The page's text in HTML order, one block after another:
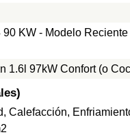
KW - Modelo
1.6l 97kW Confort (o
Calefacción,